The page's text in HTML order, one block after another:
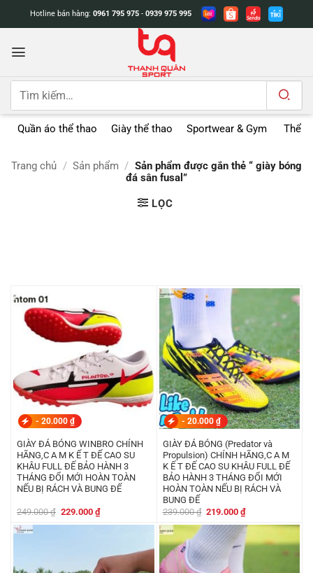
dung
Hotline bán hàng: 0961 795 975 - 0939 975 995
Tìm
Quần áo thể thao Giày thể thao Sportwear & Gym Thể
Trang chủ / Sản phẩm / Sản phẩm được gắn thẻ “ giày bóng
đá sân fusal”
LỌC
- 20.000 ₫
GIÀY ĐÁ BÓNG WINBRO CHÍNH
HÃNG,C A M K Ế T ĐẾ CAO SU
KHÂU FULL ĐẾ BẢO HÀNH 3
THÁNG ĐỔI MỚI HOÀN TOÀN
NẾU BỊ RÁCH VÀ BUNG ĐẾ
249.000₫ Giá
là:
229.000 ₫Giá
hiện
tại
- 20.000 ₫
GIÀY ĐÁ BÓNG (Predator và
Propulsion) CHÍNH HÃNG,C A M
K Ế T ĐẾ CAO SU KHÂU FULL ĐẾ
BẢO HÀNH 3 THÁNG ĐỔI MỚI
HOÀN TOÀN NẾU BỊ RÁCH VÀ
BUNG ĐẾ
239.000₫ Giá
là:
239.000 ₫.
219.000₫Giá
tại
là:
219.000 ₫.